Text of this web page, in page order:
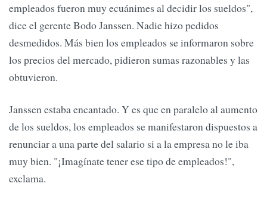
empleados fueron muy ecuánimes al decidir los sueldos",
dice el gerente Bodo Janssen. Nadie hizo pedidos
desmedidos. Más bien los empleados se informaron sobre
los precios del mercado, pidieron sumas razonables y las
obtuvieron.
Janssen estaba encantado. Y es que en paralelo al aumento
de los sueldos, los empleados se manifestaron dispuestos a
renunciar a una parte del salario si a la empresa no le iba
muy bien. "¡Imagínate tener ese tipo de empleados!",
exclama.